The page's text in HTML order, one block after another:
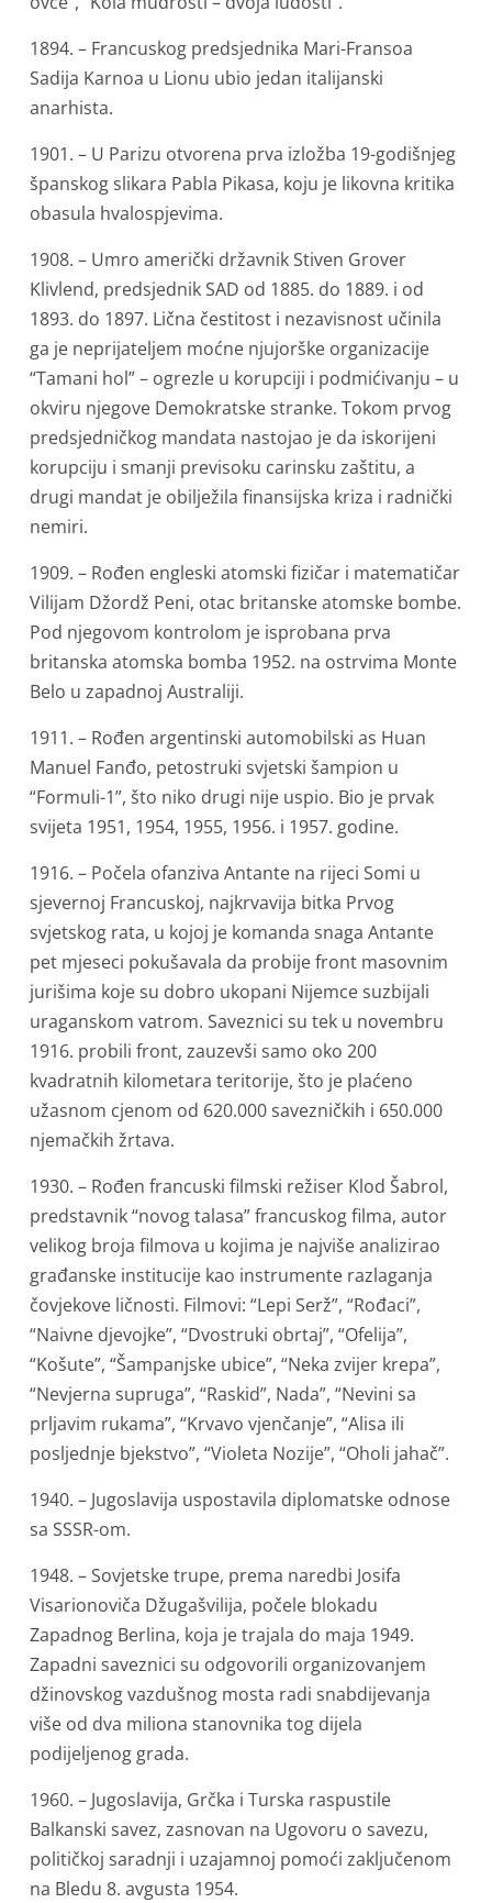
1894. – Francuskog predsjednika Mari-Fransoa
Sadija Karnoa u Lionu ubio jedan italijanski
anarhista.
1901. – U Parizu otvorena prva izložba 19-godišnjeg
španskog slikara Pabla Pikasa, koju je likovna kritika
obasula hvalospjevima.
1908. – Umro američki državnik Stiven Grover
Klivlend, predsjednik SAD od 1885. do 1889. i od
1893. do 1897. Lična čestitost i nezavisnost učinila
ga je neprijateljem moćne njujorške organizacije
“Tamani hol” – ogrezle u korupciji i podmićivanju – u
okviru njegove Demokratske stranke. Tokom prvog
predsjedničkog mandata nastojao je da iskorijeni
korupciju i smanji previsoku carinsku zaštitu, a
drugi mandat je obilježila finansijska kriza i radnički
nemiri.
1909. – Rođen engleski atomski fizičar i matematičar
Vilijam Džordž Peni, otac britanske atomske bombe.
Pod njegovom kontrolom je isprobana prva
britanska atomska bomba 1952. na ostrvima Monte
Belo u zapadnoj Australiji.
1911. – Rođen argentinski automobilski as Huan
Manuel Fanđo, petostruki svjetski šampion u
“Formuli-1”, što niko drugi nije uspio. Bio je prvak
svijeta 1951, 1954, 1955, 1956. i 1957. godine.
1916. – Počela ofanziva Antante na rijeci Somi u
sjevernoj Francuskoj, najkrvavija bitka Prvog
svjetskog rata, u kojoj je komanda snaga Antante
pet mjeseci pokušavala da probije front masovnim
jurišima koje su dobro ukopani Nijemce suzbijali
uraganskom vatrom. Saveznici su tek u novembru
1916. probili front, zauzevši samo oko 200
kvadratnih kilometara teritorije, što je plaćeno
užasnom cjenom od 620.000 savezničkih i 650.000
njemačkih žrtava.
1930. – Rođen francuski filmski režiser Klod Šabrol,
predstavnik “novog talasa” francuskog filma, autor
velikog broja filmova u kojima je najviše analizirao
građanske institucije kao instrumente razlaganja
čovjekove ličnosti. Filmovi: “Lepi Serž”, “Rođaci”,
“Naivne djevojke”, “Dvostruki obrtaj”, “Ofelija”,
“Košute”, “Šampanjske ubice”, “Neka zvijer krepa”,
“Nevjerna supruga”, “Raskid”, Nada”, “Nevini sa
prljavim rukama”, “Krvavo vjenčanje”, “Alisa ili
posljednje bjekstvo”, “Violeta Nozije”, “Oholi jahač”.
1940. – Jugoslavija uspostavila diplomatske odnose
sa SSSR-om.
1948. – Sovjetske trupe, prema naredbi Josifa
Visarionoviča Džugašvilija, počele blokadu
Zapadnog Berlina, koja je trajala do maja 1949.
Zapadni saveznici su odgovorili organizovanjem
džinovskog vazdušnog mosta radi snabdijevanja
više od dva miliona stanovnika tog dijela
podijeljenog grada.
1960. – Jugoslavija, Grčka i Turska raspustile
Balkanski savez, zasnovan na Ugovoru o savezu,
političkoj saradnji i uzajamnoj pomoći zaključenom
na Bledu 8. avgusta 1954.